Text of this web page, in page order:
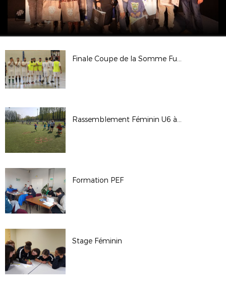
Finale Coupe de la Somme Futsal 2018
Rassemblement Féminin U6 à U11
Formation PEF
Stage Féminin